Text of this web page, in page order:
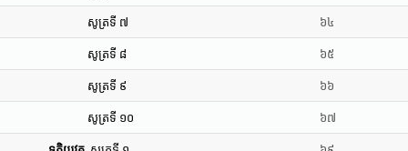
សូត្រទី ៧ ៦៤
សូត្រទី ៨ ៦៥
សូត្រទី ៩ ៦៦
សូត្រទី ១០ ៦៧